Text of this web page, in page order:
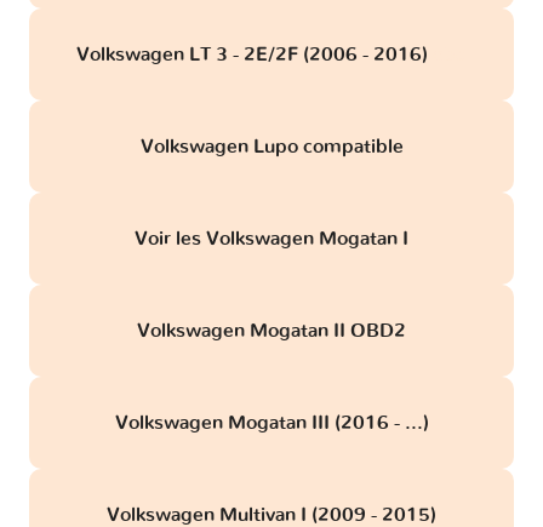
Volkswagen LT 3 - 2E/2F (2006 - 2016)
Volkswagen Lupo compatible
Voir les Volkswagen Mogatan I
Volkswagen Mogatan II OBD2
Volkswagen Mogatan III (2016 - ...)
Volkswagen Multivan I (2009 - 2015)